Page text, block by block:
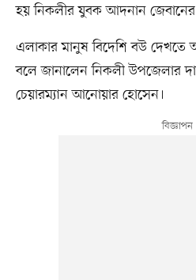
হয় নিকলীর যুবক আদনান
এলাকার মানুষ বিদেশি বউ
বলে জানালেন নিকলী উপজেলার
চেয়ারম্যান আনোয়ার হোসেন।